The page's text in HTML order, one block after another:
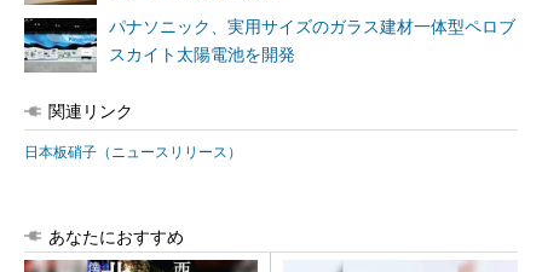
パナソニック、実用サイズのガラス建材一体型ペロブ
スカイト太陽電池を開発
関連リンク
日本板硝子（ニュースリリース）
あなたにおすすめ